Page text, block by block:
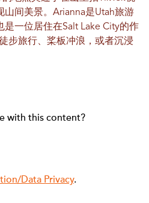
山间美景。Arianna是Utah旅游
是一位居住在Salt Lake City的作
步旅行、桨板冲浪，或者沉浸